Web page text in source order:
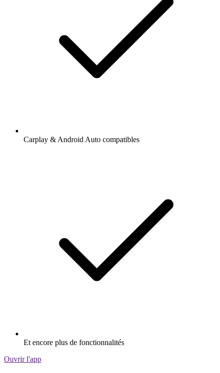
Carplay & Android Auto compatibles
Et encore plus de fonctionnalités
Ouvrir l'app